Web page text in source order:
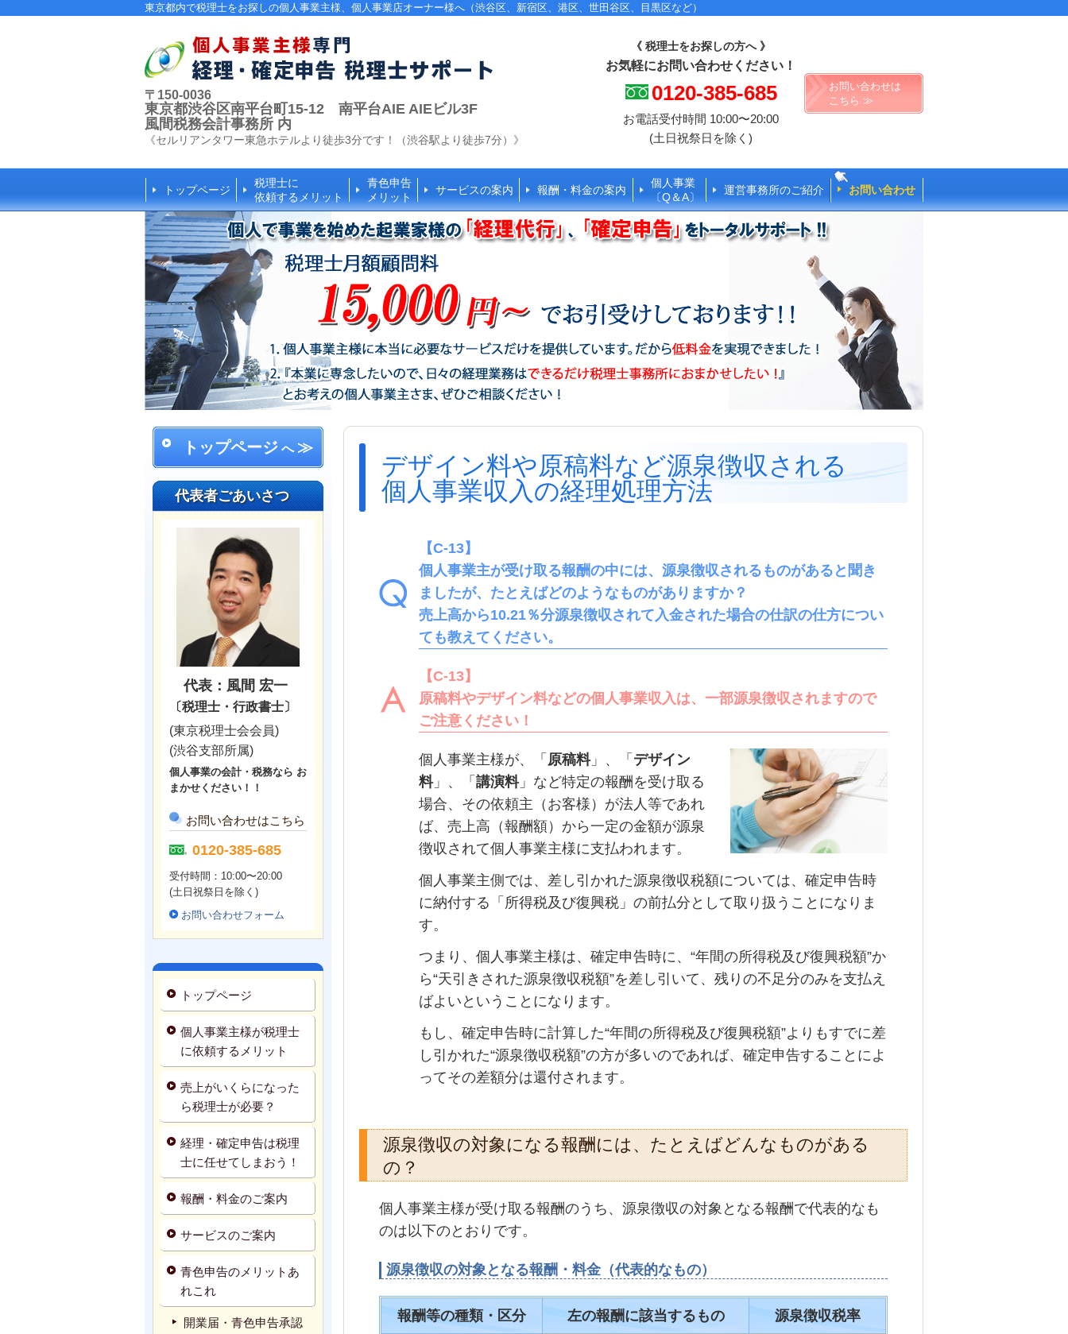
東京都内で税理士をお探しの個人事業主様、個人事業店オーナー様へ（渋谷区、新宿区、港区、世田谷区、目黒区など）
〒150-0036
東京都渋谷区南平台町15-12 南平台AIE AIEビル3F
風間税務会計事務所 内
《セルリアンタワー東急ホテルより徒歩3分です！（渋谷駅より徒歩7分）》
《 税理士をお探しの方へ 》
お気軽にお問い合わせください！
0120-385-685
お電話受付時間 10:00〜20:00
(土日祝祭日を除く)
お問い合わせは
こちら ≫
トップページ
税理士に
依頼するメリット
青色申告
メリット
サービスの案内 報酬・料金の案内
個人事業
〔Q＆A〕
運営事務所のご紹介 お問い合わせ
デザイン料や原稿料など源泉徴収される
個人事業収入の経理処理方法
【C-13】
個人事業主が受け取る報酬の中には、源泉徴収されるものがあると聞き
ましたが、たとえばどのようなものがありますか？
売上高から10.21％分源泉徴収されて入金された場合の仕訳の仕方につい
ても教えてください。
【C-13】
原稿料やデザイン料などの個人事業収入は、一部源泉徴収されますので
ご注意ください！
個人事業主様が、「 原稿料」、「 デザイン
料」、「 講演料」など特定の報酬を受け取る
場合、その依頼主（お客様）が法人等であれ
ば、売上高（報酬額）から一定の金額が源泉
徴収されて個人事業主様に支払われます。
個人事業主側では、差し引かれた源泉徴収税額については、確定申告時
に納付する「所得税及び復興税」の前払分として取り扱うことになりま
す。
つまり、個人事業主様は、確定申告時に、“年間の所得税及び復興税額”か
ら“天引きされた源泉徴収税額”を差し引いて、残りの不足分のみを支払え
ばよいということになります。
もし、確定申告時に計算した“年間の所得税及び復興税額”よりもすでに差
し引かれた“源泉徴収税額”の方が多いのであれば、確定申告することによ
ってその差額分は還付されます。
源泉徴収の対象になる報酬には、たとえばどんなものがある
の？
個人事業主様が受け取る報酬のうち、源泉徴収の対象となる報酬で代表的なも
のは以下のとおりです。
源泉徴収の対象となる報酬・料金（代表的なもの）
報酬等の種類・区分 左の報酬に該当するもの 源泉徴収税率
トップページ へ ≫
代表者ごあいさつ
代表：風間 宏一
〔税理士・行政書士〕
(東京税理士会会員)
(渋谷支部所属)
個人事業の会計・税務なら お
まかせください！！
お問い合わせはこちら
0120-385-685
受付時間：10:00〜20:00
(土日祝祭日を除く)
お問い合わせフォーム
トップページ
個人事業主様が税理士
に依頼するメリット
売上がいくらになった
ら税理士が必要？
経理・確定申告は税理
士に任せてしまおう！
報酬・料金のご案内
サービスのご案内
青色申告のメリットあ
れこれ
開業届・青色申告承認